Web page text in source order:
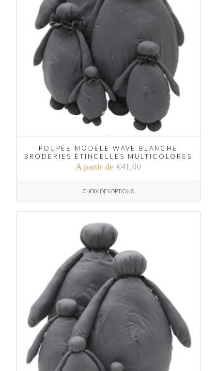
POUPÉE MODÈLE WAVE BLANCHE
BRODERIES ÉTINCELLES MULTICOLORES
A partir de €41,00
CHOIX DES OPTIONS